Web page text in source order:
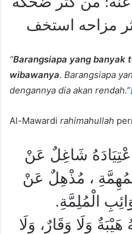
مزاحه استخف
“Barangsiapa yang banyak
wibawanya. Barangsiapa
dengannya dia akan rendah.”
Al-Mawardi rahimahullah
شَاغِلٌ عَنْ
، مُذْهِلٌ عَنْ
الْمُلِمَّةِ.
وَلَا وَقَارٌ، وَلَا